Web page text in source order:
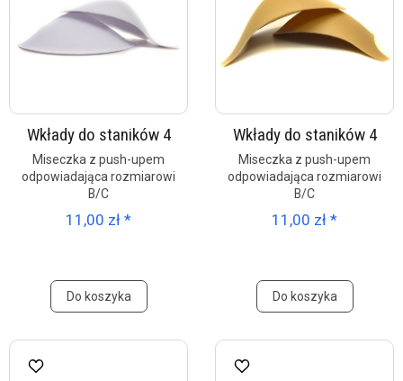
Wkłady do staników 4
Miseczka z push-upem
odpowiadająca rozmiarowi
B/C
11,00 zł *
Do koszyka
Wkłady do staników 4
Miseczka z push-upem
odpowiadająca rozmiarowi
B/C
11,00 zł *
Do koszyka